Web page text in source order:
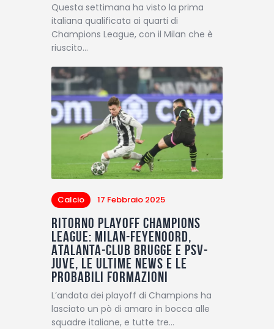
Questa settimana ha visto la prima
italiana qualificata ai quarti di
Champions League, con il Milan che è
riuscito…
Calcio 17 Febbraio 2025
Ritorno playoff Champions
League: Milan-Feyenoord,
Atalanta-Club Brugge e PSV-
Juve, le ultime news e le
probabili formazioni
L’andata dei playoff di Champions ha
lasciato un pò di amaro in bocca alle
squadre italiane, e tutte tre…